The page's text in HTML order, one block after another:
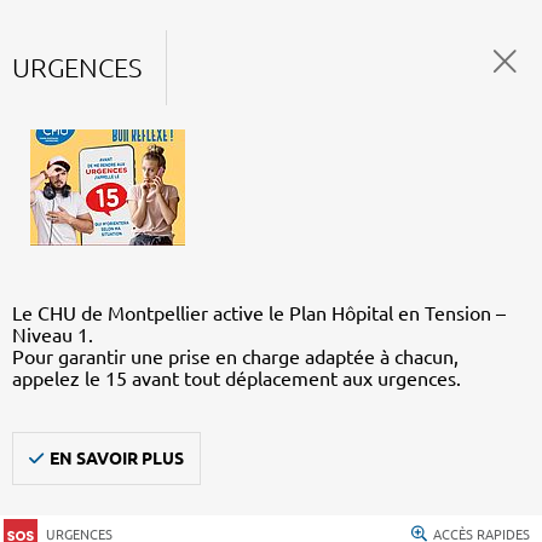
URGENCES
Le CHU de Montpellier active le Plan Hôpital en Tension –
Niveau 1.
Pour garantir une prise en charge adaptée à chacun,
appelez le 15 avant tout déplacement aux urgences.
EN SAVOIR PLUS
URGENCES ACCÈS RAPIDES